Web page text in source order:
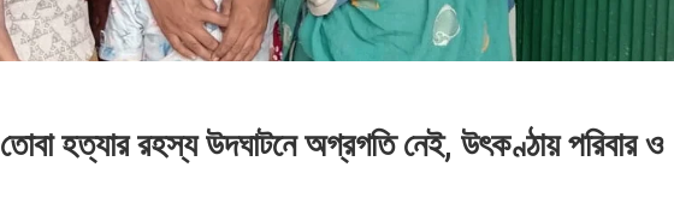
তোবা হত্যার রহস্য উদঘাটনে অগ্রগতি নেই, উৎকণ্ঠায় পরিবার ও